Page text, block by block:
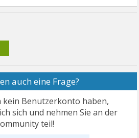
auch eine Frage?
kein Benutzerkonto haben,
sich und nehmen Sie an der
teil!